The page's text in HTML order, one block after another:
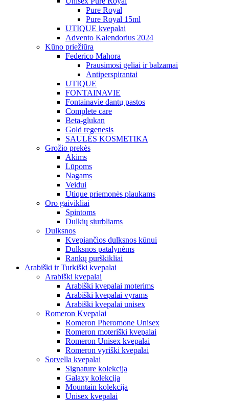
Pure Royal
Pure Royal 15ml
UTIQUE kvepalai
Advento Kalendorius 2024
Kūno priežiūra
Federico Mahora
Prausimosi geliai ir balzamai
Antiperspirantai
UTIQUE
FONTAINAVIE
Fontainavie dantų pastos
Complete care
Beta-glukan
Gold regenesis
SAULĖS KOSMETIKA
Grožio prekės
Akims
Lūpoms
Nagams
Veidui
Utique priemonės plaukams
Oro gaivikliai
Spintoms
Dulkių siurbliams
Dulksnos
Kvepiančios dulksnos kūnui
Dulksnos patalynėms
Rankų purškikliai
Arabiški ir Turkiški kvepalai
Arabiški kvepalai
Arabiški kvepalai moterims
Arabiški kvepalai vyrams
Arabiški kvepalai unisex
Romeron Kvepalai
Romeron Pheromone Unisex
Romeron moteriški kvepalai
Romeron Unisex kvepalai
Romeron vyriški kvepalai
Sorvella kvepalai
Signature kolekcija
Galaxy kolekcija
Mountain kolekcija
Unisex kvepalai